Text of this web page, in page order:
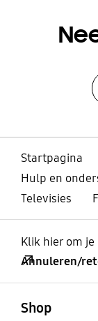
Startpagina
Hulp en
Televisies
Klik hier om
Annuleren/
Shop